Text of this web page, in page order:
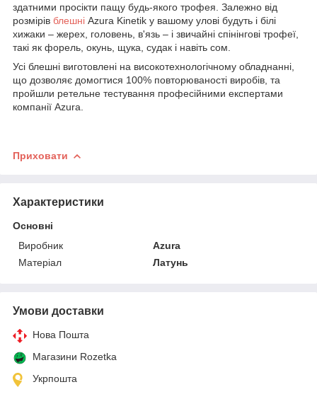
здатними просікти пащу будь-якого трофея. Залежно від
розмірів блешні Azura Kinetik у вашому улові будуть і білі
хижаки – жерех, головень, в'язь – і звичайні спінінгові трофеї,
такі як форель, окунь, щука, судак і навіть сом.
Усі блешні виготовлені на високотехнологічному обладнанні,
що дозволяє домогтися 100% повторюваності виробів, та
пройшли ретельне тестування професійними експертами
компанії Azura.
Приховати
Характеристики
Основні
Виробник
Azura
Матеріал
Латунь
Умови доставки
Нова Пошта
Магазини Rozetka
Укрпошта